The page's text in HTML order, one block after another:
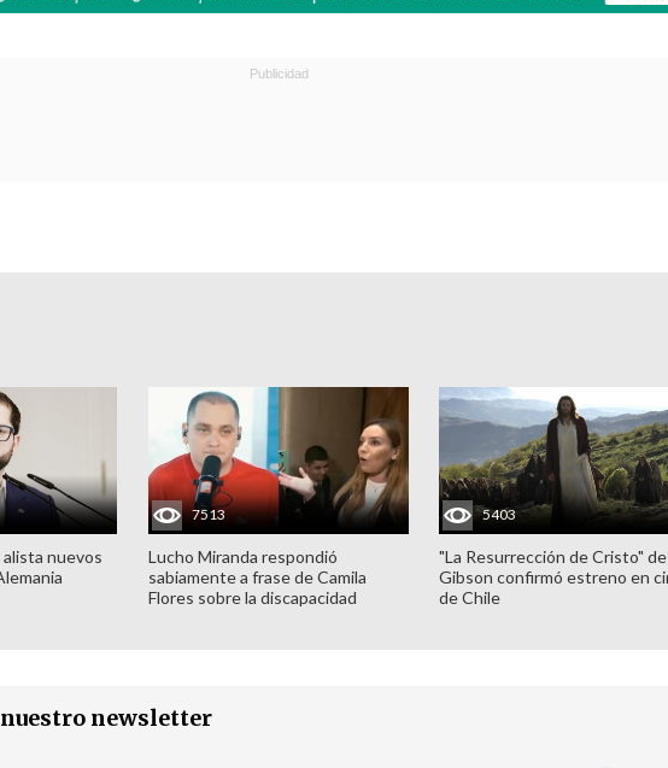
nuevos
7513
Lucho Miranda respondió
sabiamente a frase de Camila
Flores sobre la discapacidad
5403
"La Resurrección de Cristo"
Gibson confirmó estreno en
de Chile
nuestro newsletter